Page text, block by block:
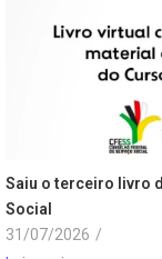
Saiu o terceiro livro
Social
31/07/2026 /